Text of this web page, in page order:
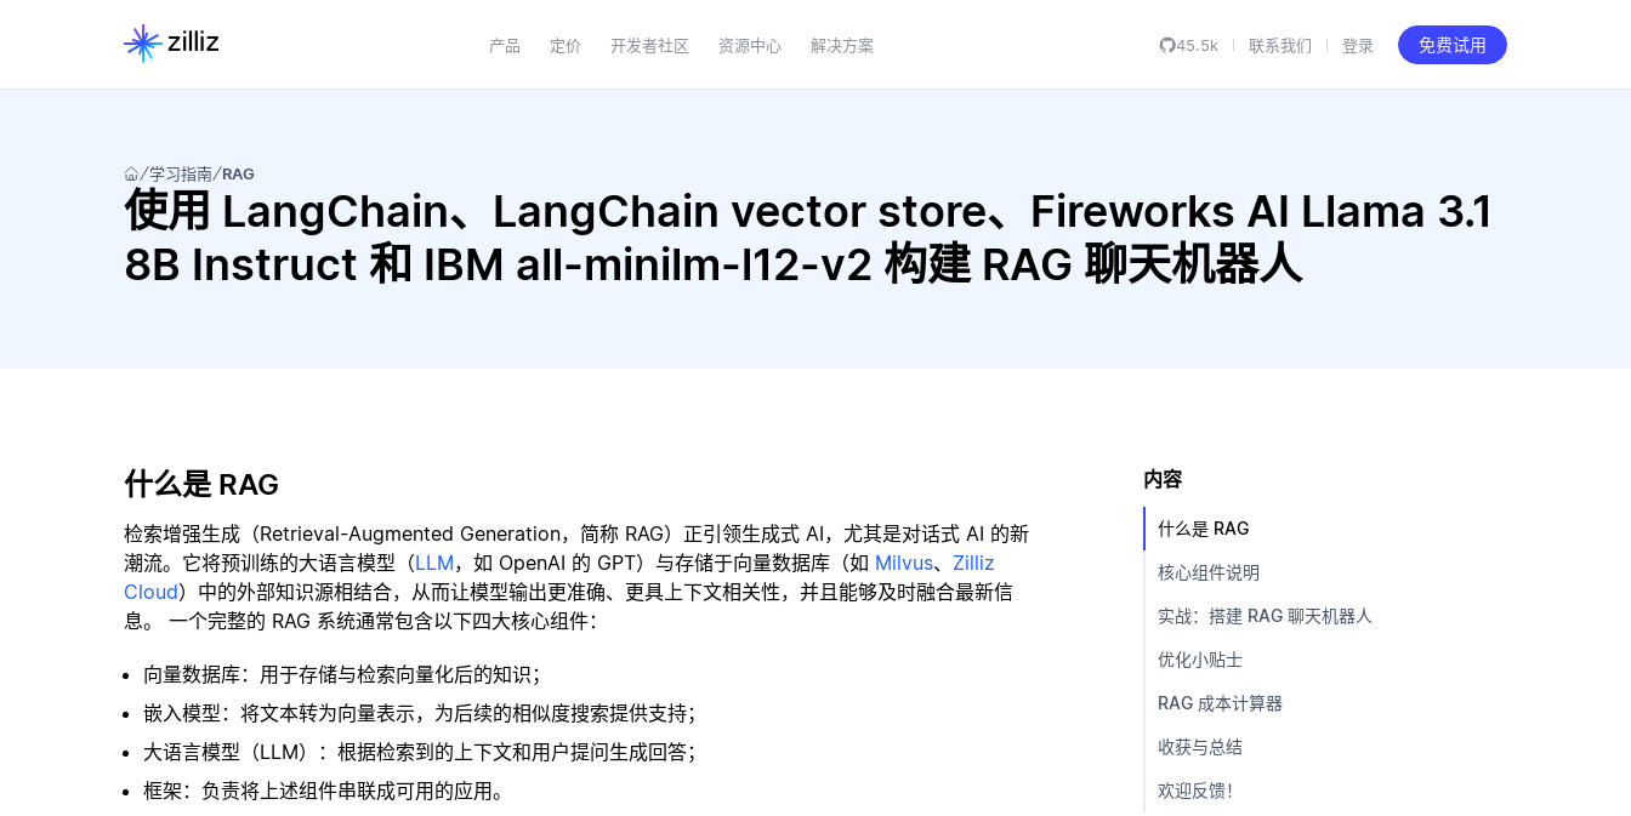
产品 定价 开发者社区 资源中心 解决方案 45.5k 联系我们 登录 免费试用
学习指南 RAG
使用 LangChain、LangChain vector store、Fireworks AI Llama 3.1
8B Instruct 和 IBM all-minilm-l12-v2 构建 RAG 聊天机器人
什么是 RAG
检索增强生成（Retrieval-Augmented Generation，简称 RAG）正引领生成式 AI，尤其是对话式 AI 的新
潮流。它将预训练的大语言模型（LLM，如 OpenAI 的 GPT）与存储于向量数据库（如 Milvus、 Zilliz
Cloud）中的外部知识源相结合，从而让模型输出更准确、更具上下文相关性，并且能够及时融合最新信
息。 一个完整的 RAG 系统通常包含以下四大核心组件：
向量数据库：用于存储与检索向量化后的知识；
嵌入模型：将文本转为向量表示，为后续的相似度搜索提供支持；
大语言模型（LLM）：根据检索到的上下文和用户提问生成回答；
框架：负责将上述组件串联成可用的应用。
内容
什么是 RAG
核心组件说明
实战：搭建 RAG 聊天机器人
优化小贴士
RAG 成本计算器
收获与总结
欢迎反馈！